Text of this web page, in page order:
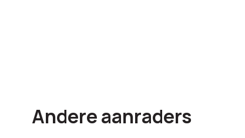
Andere aanraders